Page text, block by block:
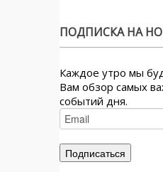
ПОДПИСКА НА
Каждое утро мы
Вам обзор самых
событий дня.